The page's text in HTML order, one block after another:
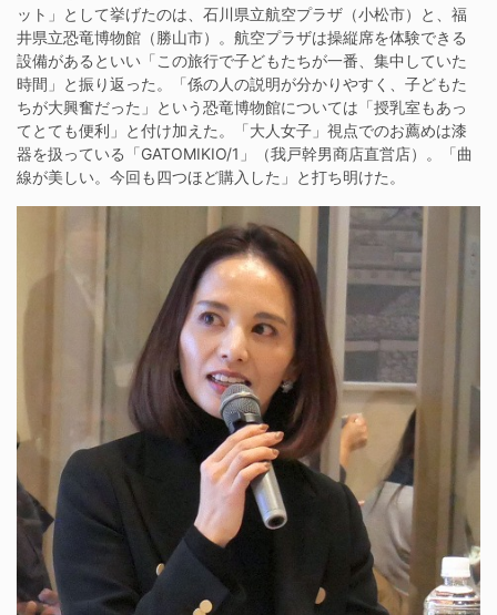
ット」として挙げたのは、石川県立航空プラザ（小松市）と、福
井県立恐竜博物館（勝山市）。航空プラザは操縦席を体験できる
設備があるといい「この旅行で子どもたちが一番、集中していた
時間」と振り返った。「係の人の説明が分かりやすく、子どもた
ちが大興奮だった」という恐竜博物館については「授乳室もあっ
てとても便利」と付け加えた。「大人女子」視点でのお薦めは漆
器を扱っている「GATOMIKIO/1」（我戸幹男商店直営店）。「曲
線が美しい。今回も四つほど購入した」と打ち明けた。